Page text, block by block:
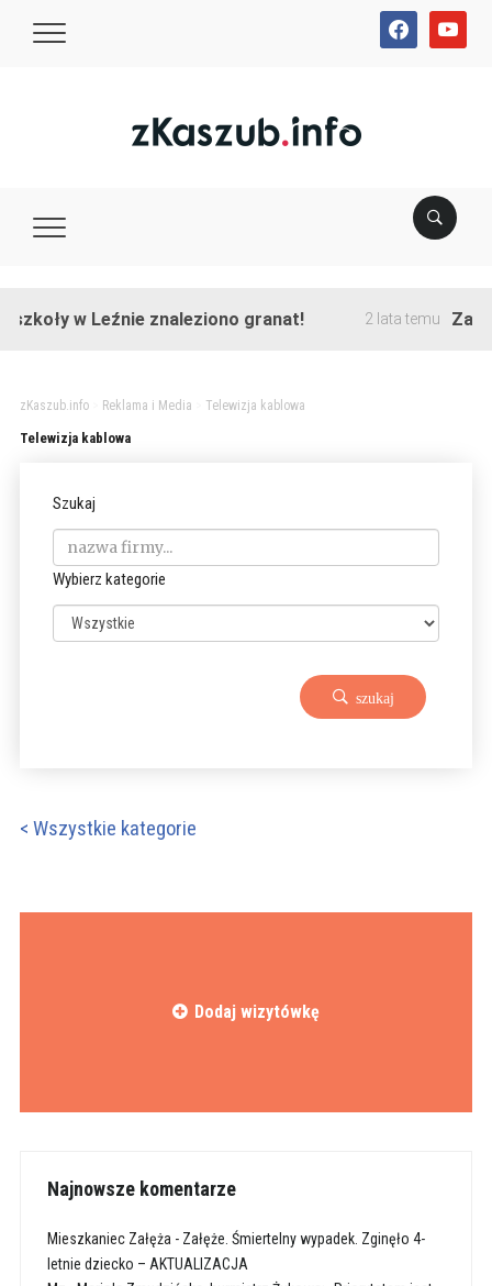
facebookyoutube
w Leźnie znaleziono granat! 2 lata temu
zKaszub.info> Reklama i Media Telewizja kablowa
Telewizja kablowa
Szukaj
Wybierz kategorie
szukaj
< Wszystkie kategorie
Dodaj wizytówkę
Najnowsze komentarze
Mieszkaniec Załęża - Załęże. Śmiertelny wypadek. Zginęło 4-
letnie dziecko – AKTUALIZACJA